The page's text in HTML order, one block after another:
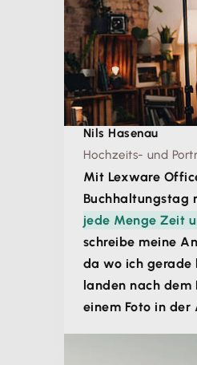
Nils Hasenau
Hochzeits- und
Mit Lexware
Buchhaltungstag
jede Menge Zeit
schreibe meine
da wo ich gerade
landen nach dem
einem Foto in der